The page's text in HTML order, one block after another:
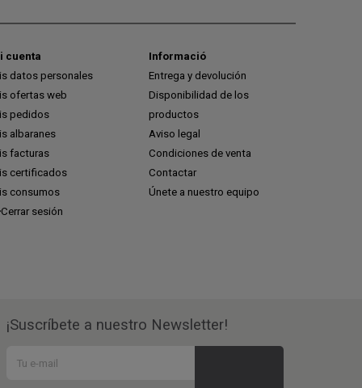
cuenta
datos personales
ofertas web
pedidos
albaranes
facturas
certificados
consumos
Cerrar sesión
Informació
Entrega y devolución
Disponibilidad de los
productos
Aviso legal
Condiciones de venta
Contactar
Únete a nuestro equipo
¡Suscríbete a nuestro Newsletter!